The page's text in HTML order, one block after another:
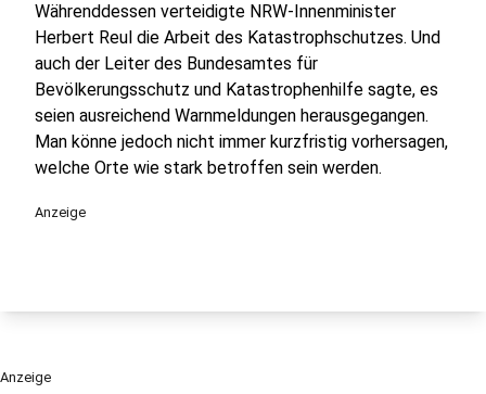
Währenddessen verteidigte NRW-Innenminister
Herbert Reul die Arbeit des Katastrophschutzes. Und
auch der Leiter des Bundesamtes für
Bevölkerungsschutz und Katastrophenhilfe sagte, es
seien ausreichend Warnmeldungen herausgegangen.
Man könne jedoch nicht immer kurzfristig vorhersagen,
welche Orte wie stark betroffen sein werden.
Anzeige
Anzeige